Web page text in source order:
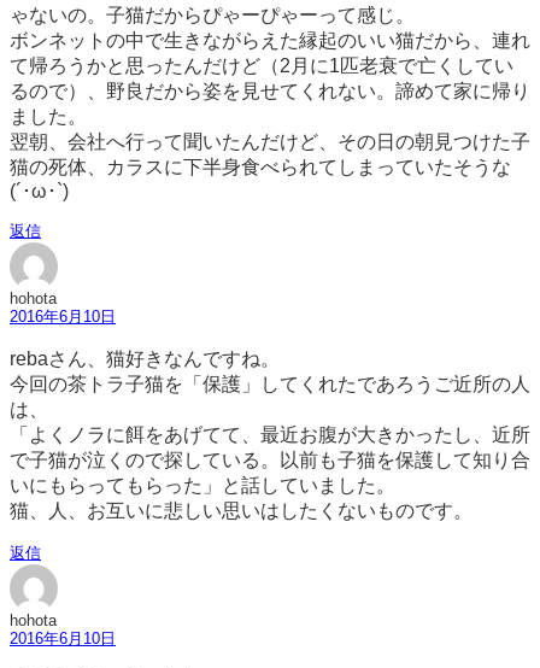
ゃないの。子猫だからぴゃーぴゃーって感じ。
ボンネットの中で生きながらえた縁起のいい猫だから、連れ
て帰ろうかと思ったんだけど（2月に1匹老衰で亡くしてい
るので）、野良だから姿を見せてくれない。諦めて家に帰り
ました。
翌朝、会社へ行って聞いたんだけど、その日の朝見つけた子
猫の死体、カラスに下半身食べられてしまっていたそうな
(´･ω･`)
返信
hohota
2016年6月10日
rebaさん、猫好きなんですね。
今回の茶トラ子猫を「保護」してくれたであろうご近所の人
は、
「よくノラに餌をあげてて、最近お腹が大きかったし、近所
で子猫が泣くので探している。以前も子猫を保護して知り合
いにもらってもらった」と話していました。
猫、人、お互いに悲しい思いはしたくないものです。
返信
hohota
2016年6月10日